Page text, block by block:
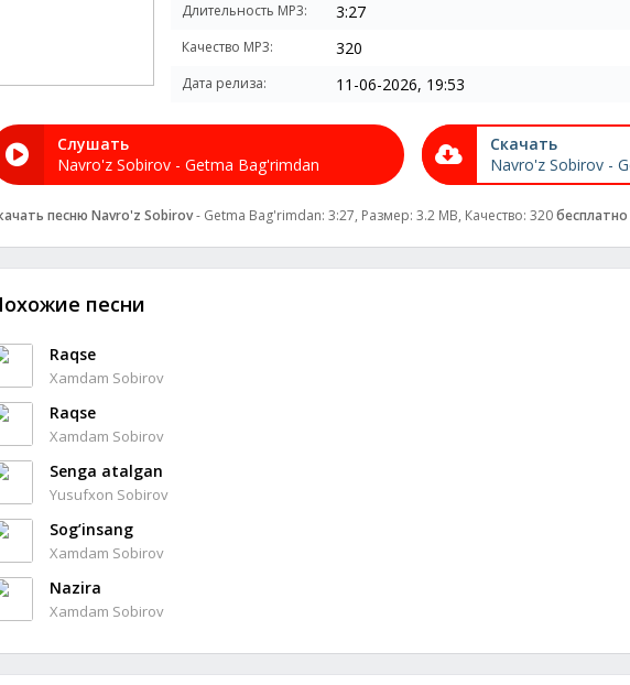
Длительность MP3: 3:27
Качество MP3: 320
Дата релиза: 11-06-2026, 19:53
Слушать
Navro'z Sobirov - Getma Bag'rimdan
Скачать
Navro'z Sobirov -
песню Navro'z Sobirov- Getma Bag'rimdan: 3:27, Размер: 3.2 MB, Качество: 320бесплатно
песни
Raqse
Xamdam Sobirov
Raqse
Xamdam Sobirov
Senga atalgan
Yusufxon Sobirov
Sog’insang
Xamdam Sobirov
Nazira
Xamdam Sobirov